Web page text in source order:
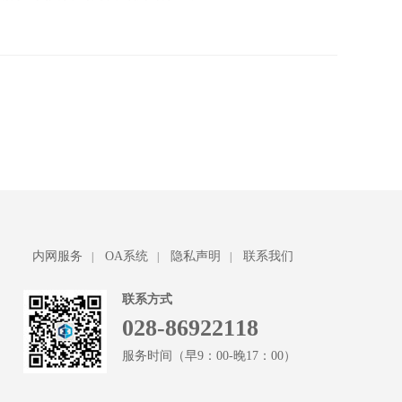
内网服务 OA系统 隐私声明 联系我们
联系方式
028-86922118
服务时间（早9：00-晚17：00）